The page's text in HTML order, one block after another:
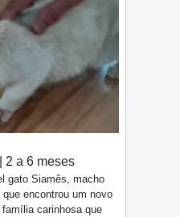
2 a 6 meses
gato Siamês, macho
encontrou um novo
carinhosa que